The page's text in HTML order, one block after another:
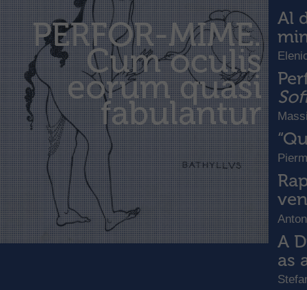
PERFOR-MIME.
Cum oculis
eorum quasi
fabulantur
Al
A
as